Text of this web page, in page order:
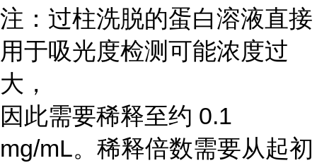
注：过柱洗脱的蛋白溶液直接
用于吸光度检测可能浓度过
大，
因此需要稀释至约 0.1
mg/mL。稀释倍数需要从起初